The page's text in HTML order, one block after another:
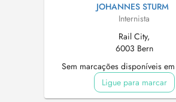
JOHANNES STURM
Internista
Rail City,
6003 Bern
Sem marcações disponíveis
Ligue para marcar